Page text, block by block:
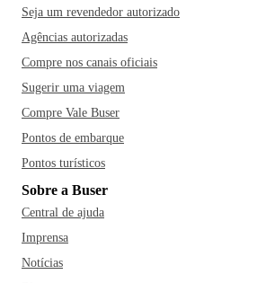
Seja um revendedor autorizado
Agências autorizadas
Compre nos canais oficiais
Sugerir uma viagem
Compre Vale Buser
Pontos de embarque
Pontos turísticos
Sobre a Buser
Central de ajuda
Imprensa
Notícias